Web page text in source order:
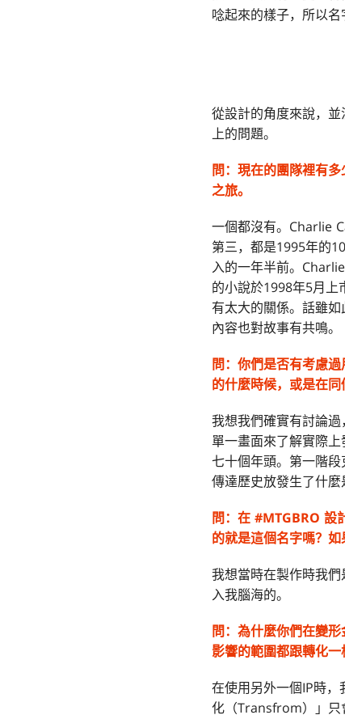
唸起來的樣子，所以名
從設計的角度來說，
上的問題。
問： 現在的團隊裡有
之旅。
一個都沒有。Charlie
第三，都是1995年的10
入的一年半前。
的小說於1998年5月
有太大的關係。話雖
內容也對故事有共鳴。
問： 你們是否有考慮過
的什麼時候，或是在同
我想我們確實有討論
單一畫面來了解實際
七十個年頭。第一階
傳達歷史放發生了什麼
問：在 #MTGBRO 設
的就是這個名字嗎？
我想當時在製作時我
入我腦海的。
問： 為什麼你們在變
影響的範圍都跟轉化一
在使用另外一個IP時
化（Transfrom）」只